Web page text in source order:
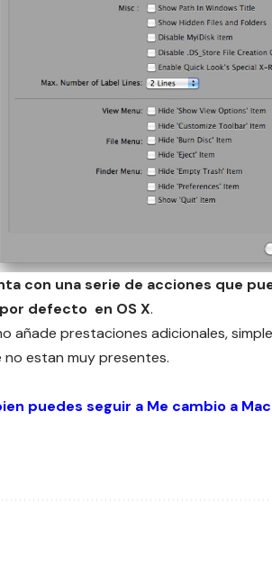
con una serie de acciones que
defecto en OS X.
añade prestaciones adicionales,
no estan muy presentes.
puedes seguir a Me cambio a